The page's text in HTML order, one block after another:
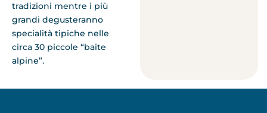
tradizioni mentre i più
grandi degusteranno
specialità tipiche nelle
circa 30 piccole “baite
alpine”.